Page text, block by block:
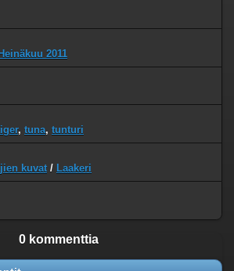
2011
, tuna, tunturi
kuvat / Laakeri
0 kommenttia